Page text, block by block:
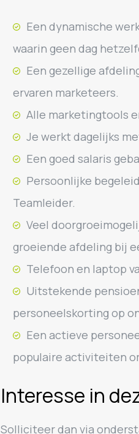
Een dynamische
waarin geen dag
Een gezellige
ervaren marketeers.
Alle marketingtools
Je werkt dagelijks
Een goed salaris
Persoonlijke
Teamleider.
Veel
groeiende afdeling bij
Telefoon en laptop
Uitstekende
personeelskorting op
Een actieve
populaire activiteiten
Interesse in
Solliciteer dan via